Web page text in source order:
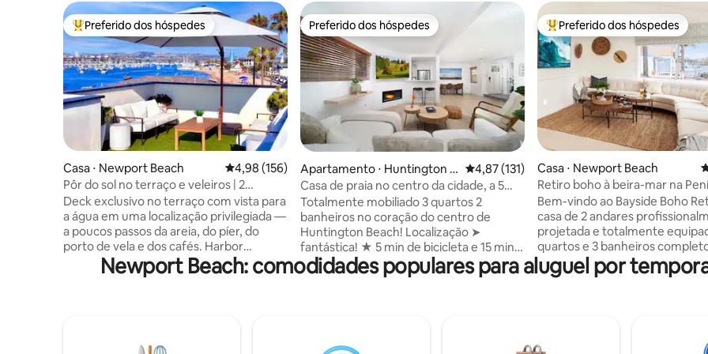
Entre os melhores preferidos dos hóspedes
Preferido dos hóspedes
Casa ⋅ Newport Beach 4,98 de uma avaliação média de 5, 156 avaliações
4,98 (156)
Pôr do sol no terraço e veleiros | 2
minutos até a areia · Ar-condicionado
Deck exclusivo no terraço com vista para
a água em uma localização privilegiada —
a poucos passos da areia, do píer, do
porto de vela e dos cafés. Harbor
Lookout é um novo apartamento de luxo
de 3 quartos com design moderno, ar-
Preferido dos hóspedes
Preferido dos hóspedes
Apartamento ⋅ Huntington B
each
4,87 de uma avaliação média de 5, 131
4,87 (131)
Casa de praia no centro da cidade, a 5
minutos da praia! Quintal, churrasco
Totalmente mobiliado 3 quartos 2
banheiros no coração do centro de
Huntington Beach! Localização ➤
fantástica! ★ 5 min de bicicleta e 15 min a
pé até a praia/Huntington Beach ★ 12
minutos a pé da praia, Pacific City e Main
Entre os melhores preferidos
Preferido dos hóspedes
Casa ⋅ Newport Beach
Retiro boho à beira-mar na
Balboa
Bem-vindo ao Bayside Boho
casa de 2 andares
projetada e totalmente
quartos e 3 banheiros
localizada no coração da
está a poucos passos das brisas
quente e convidativa quanto o
Newport Beach: comodidades populares para aluguel por